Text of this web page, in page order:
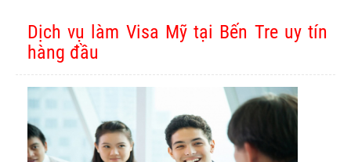
Dịch vụ làm Visa Mỹ tại Bến Tre uy tín
hàng đầu